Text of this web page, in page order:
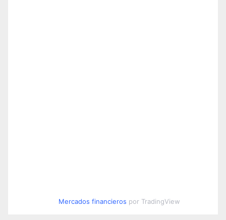
Mercados financieros por TradingView